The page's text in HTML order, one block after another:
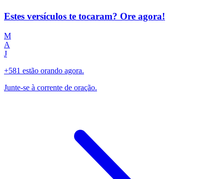
Estes versículos te tocaram? Ore agora!
M
A
J
+581 estão orando agora.
Junte-se à corrente de oração.